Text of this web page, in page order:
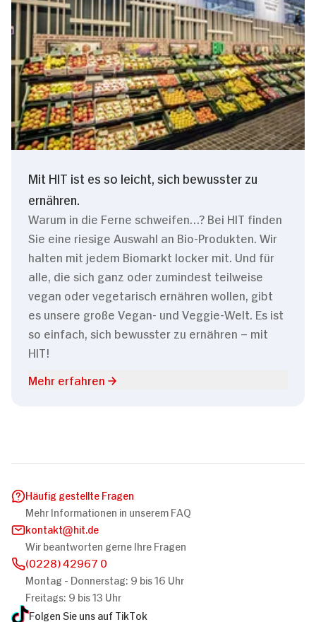
Mit HIT ist es so leicht, sich bewusster zu
ernähren.
Warum in die Ferne schweifen…? Bei HIT finden
Sie eine riesige Auswahl an Bio-Produkten. Wir
halten mit jedem Biomarkt locker mit. Und für
alle, die sich ganz oder zumindest teilweise
vegan oder vegetarisch ernähren wollen, gibt
es unsere große Vegan- und Veggie-Welt. Es ist
so einfach, sich bewusster zu ernähren – mit
HIT!
Mehr erfahren
Häufig gestellte Fragen
Mehr Informationen in unserem FAQ
kontakt
hit.de
Wir beantworten gerne Ihre Fragen
(0228) 42967 0
Montag - Donnerstag: 9 bis 16 Uhr
Freitags: 9 bis 13 Uhr
Folgen Sie uns auf TikTok